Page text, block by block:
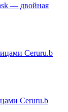
— двойная
Ceruru.b
Ceruru.b